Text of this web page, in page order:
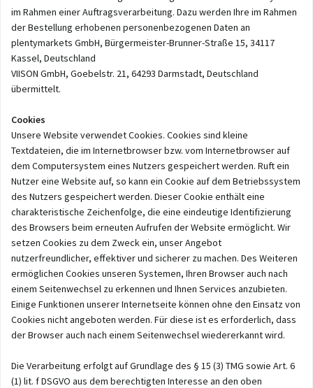
im Rahmen einer Auftragsverarbeitung. Dazu werden Ihre im Rahmen
der Bestellung erhobenen personenbezogenen Daten an
plentymarkets GmbH, Bürgermeister-Brunner-Straße 15, 34117
Kassel, Deutschland
VIISON GmbH, Goebelstr. 21, 64293 Darmstadt, Deutschland
übermittelt.
Cookies
Unsere Website verwendet Cookies. Cookies sind kleine
Textdateien, die im Internetbrowser bzw. vom Internetbrowser auf
dem Computersystem eines Nutzers gespeichert werden. Ruft ein
Nutzer eine Website auf, so kann ein Cookie auf dem Betriebssystem
des Nutzers gespeichert werden. Dieser Cookie enthält eine
charakteristische Zeichenfolge, die eine eindeutige Identifizierung
des Browsers beim erneuten Aufrufen der Website ermöglicht. Wir
setzen Cookies zu dem Zweck ein, unser Angebot
nutzerfreundlicher, effektiver und sicherer zu machen. Des Weiteren
ermöglichen Cookies unseren Systemen, Ihren Browser auch nach
einem Seitenwechsel zu erkennen und Ihnen Services anzubieten.
Einige Funktionen unserer Internetseite können ohne den Einsatz von
Cookies nicht angeboten werden. Für diese ist es erforderlich, dass
der Browser auch nach einem Seitenwechsel wiedererkannt wird.
Die Verarbeitung erfolgt auf Grundlage des § 15 (3) TMG sowie Art. 6
(1) lit. f DSGVO aus dem berechtigten Interesse an den oben